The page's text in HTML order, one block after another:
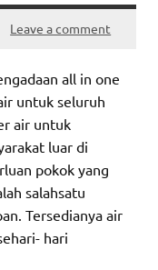
Leave a comment
all in one
untuk seluruh
air untuk
luar di
pokok yang
salahsatu
Tersedianya air
hari